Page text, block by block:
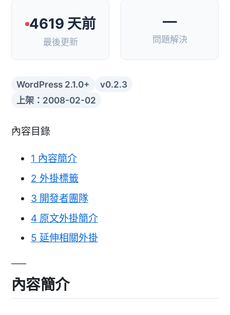
4619 天前
最後更新
—
問題解決
WordPress 2.1.0+
v0.2.3
上架：2008-02-02
內容目錄
1 內容簡介
2 外掛標籤
3 開發者團隊
4 原文外掛簡介
5 延伸相關外掛
內容簡介